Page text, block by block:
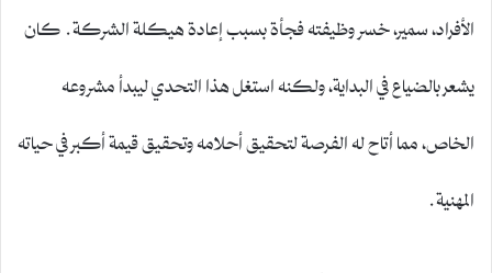
الأفراد، سمير، خسر وظيفته فجأة بسبب إعادة هيكلة الشركة. كان
يشعر بالضياع في البداية، ولكنه استغل هذا التحدي ليبدأ مشروعه
الخاص، مما أتاح له الفرصة لتحقيق أحلامه وتحقيق قيمة أكبر في حياته
المهنية.